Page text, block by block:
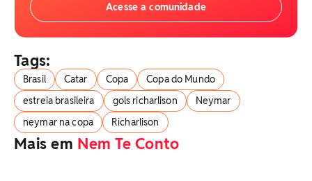
Acesse a comunidade
Tags:
Brasil Catar Copa
Copa do Mundo
estreia brasileira
gols richarlison
Neymar
neymar na copa
Richarlison
Mais em Nem Te Conto